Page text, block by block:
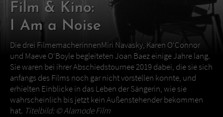
Film & Kino:
I Am a Noise
Die drei FilmemacherinnenMiri Navasky, Karen O‘Connor
und Maeve O‘Boyle begleiteten Joan Baez einige Jahre lang.
Sie waren bei ihrer Abschiedstournee 2019 dabei, die sie sich
anfangs des Films noch gar nicht vorstellen konnte, und
erhielten Einblicke in das Leben der Sängerin, wie sie
wahrscheinlich bis jetzt kein Außenstehender bekommen
hat. Titelbild: ©Alamode Film